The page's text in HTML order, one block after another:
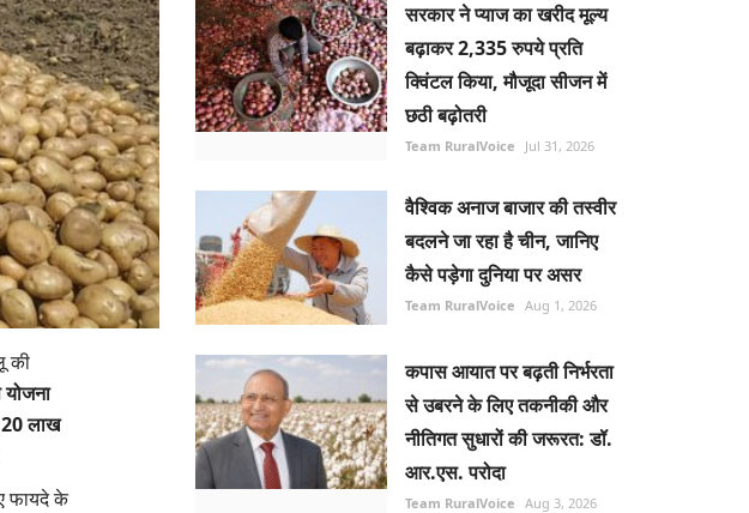
की
योजना
20 लाख
फायदे के
सरकार ने प्याज का खरीद मूल्य
बढ़ाकर 2,335 रुपये प्रति
क्विंटल किया, मौजूदा सीजन में
छठी बढ़ोतरी
Team RuralVoice Jul 31, 2026
वैश्विक अनाज बाजार की तस्वीर
बदलने जा रहा है चीन, जानिए
कैसे पड़ेगा दुनिया पर असर
Team RuralVoice Aug 1, 2026
कपास आयात पर बढ़ती निर्भरता
से उबरने के लिए तकनीकी और
नीतिगत सुधारों की जरूरत: डॉ.
आर.एस. परोदा
Team RuralVoice Aug 3, 2026